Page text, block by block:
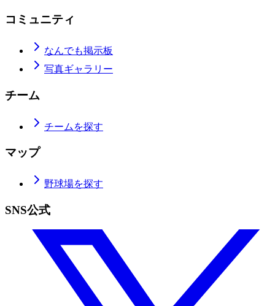
コミュニティ
なんでも掲示板
写真ギャラリー
チーム
チームを探す
マップ
野球場を探す
SNS公式